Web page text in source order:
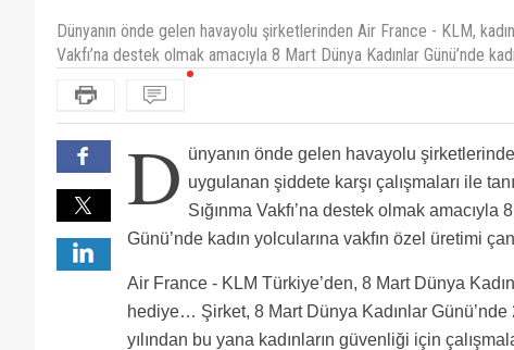
Dünyanın önde gelen havayolu şirketlerinden Air France - KLM,
Vakfı’na destek olmak amacıyla 8 Mart Dünya Kadınlar Günü’nde
D ünyanın önde gelen havayolu
uygulanan şiddete karşı çalışmaları ile
Sığınma Vakfı’na destek olmak amacıyla
Günü’nde kadın yolcularına vakfın özel üretimi
Air France - KLM Türkiye’den, 8 Mart Dünya
hediye… Şirket, 8 Mart Dünya Kadınlar
yılından bu yana kadınların güvenliği için